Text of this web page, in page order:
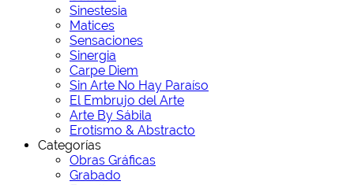
Sinestesia
Matices
Sensaciones
Sinergia
Carpe Diem
Sin Arte No Hay Paraíso
El Embrujo del Arte
Arte By Sábila
Erotismo & Abstracto
Categorías
Obras Gráficas
Grabado